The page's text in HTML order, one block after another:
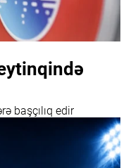
başçılıq edir